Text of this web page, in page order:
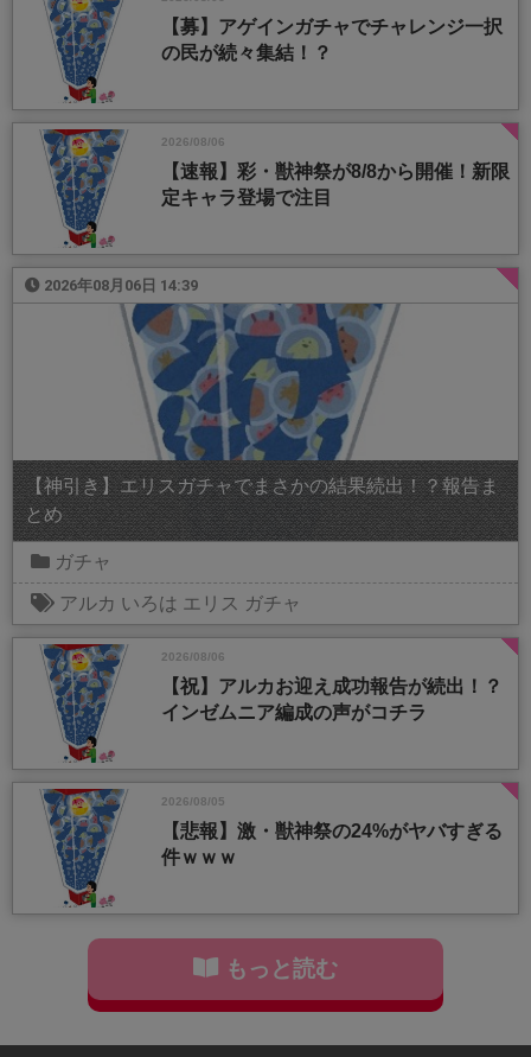
【募】アゲインガチャでチャレンジ一択
の民が続々集結！？
2026/08/06
【速報】彩・獣神祭が8/8から開催！新限
定キャラ登場で注目
2026年08月06日 14:39
【神引き】エリスガチャでまさかの結果続出！？報告ま
とめ
ガチャ
アルカ いろは エリス ガチャ
2026/08/06
【祝】アルカお迎え成功報告が続出！？
インゼムニア編成の声がコチラ
2026/08/05
【悲報】激・獣神祭の24%がヤバすぎる
件ｗｗｗ
もっと読む